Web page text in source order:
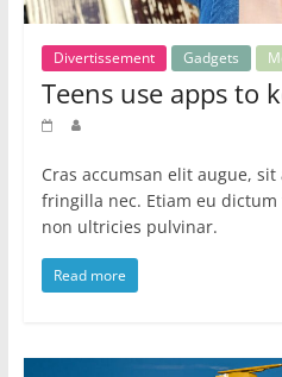
Divertissement Gadgets
Teens use apps to
Cras accumsan elit augue,
fringilla nec. Etiam eu
non ultricies pulvinar.
Read more